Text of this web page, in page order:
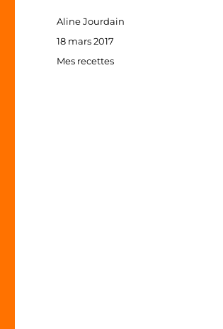
Auteur
Aline Jourdain
Publié
18 mars 2017
Catégories
Mes recettes